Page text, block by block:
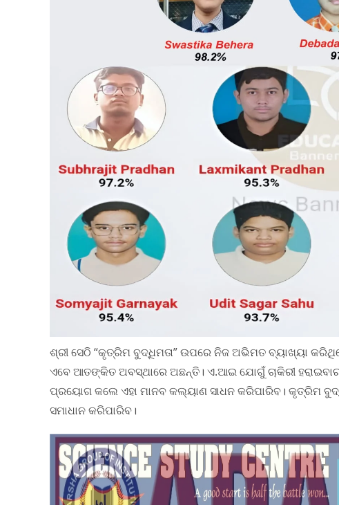
ଶ୍ରୀ ସେଠି “କୃତ୍ରିମ ବୁଦ୍ଧିମତା” ଉପରେ ନିଜ ଅଭିମତ ବ୍ୟାଖ୍ୟା
ଏବେ ଆତଙ୍କିତ ଅବସ୍ଥାରେ ଅଛନ୍ତି। ଏ.ଆଇ ଯୋଗୁଁ ଚାକିରୀ
ପ୍ରୟୋଗ କଲେ ଏହା ମାନବ କଲ୍ୟାଣ ସାଧନ କରିପାରିବ। କୃତ୍ରିମ
ସମାଧାନ କରିପାରିବ।